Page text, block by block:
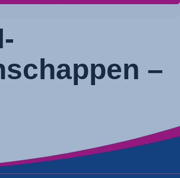
–